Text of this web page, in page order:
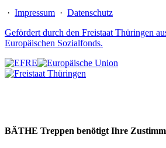
· Impressum · Datenschutz
Gefördert durch den Freistaat Thüringen
Europäischen Sozialfonds.
BÄTHE Treppen benötigt Ihre